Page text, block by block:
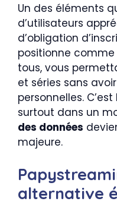
Un des éléments
d’utilisateurs
d’obligation
positionne
tous, vous
et séries sans
personnelles.
surtout dans un
des données
majeure.
alternative